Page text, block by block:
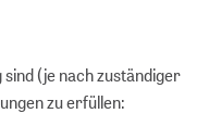
(je nach zuständiger
zu erfüllen: